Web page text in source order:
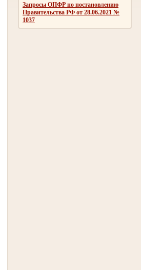
Запросы ОПФР по постановлению
Правительства РФ от 28.06.2021 №
1037